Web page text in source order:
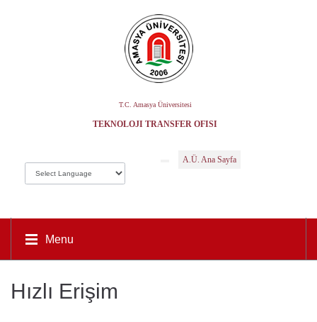
T.C. Amasya Üniversitesi
TEKNOLOJI TRANSFER OFISI
A.Ü. Ana Sayfa
Menu
Hızlı Erişim